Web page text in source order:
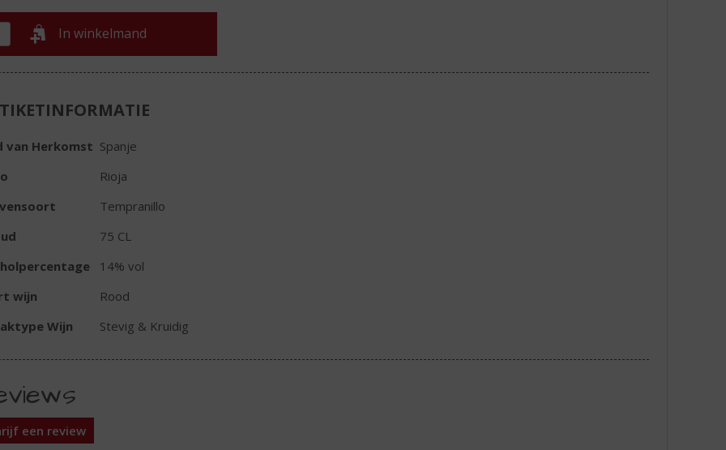
In winkelmand
van Herkomst Spanje
Rioja
Tempranillo
75 CL
14% vol
wijn
Rood
Wijn
Stevig & Kruidig
een review